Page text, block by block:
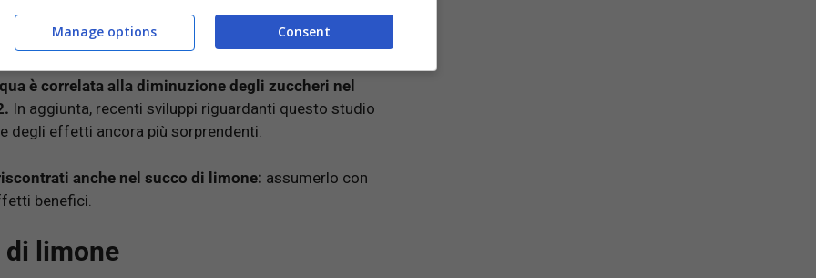
è correlata alla diminuzione degli zuccheri nel
In aggiunta, recenti sviluppi riguardanti questo studio
degli effetti ancora più sorprendenti.
anche nel succo di limone: assumerlo con
benefici.
limone
Consent
Manage options